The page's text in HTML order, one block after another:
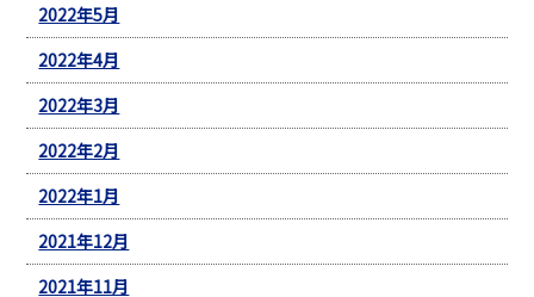
2022年5月
2022年4月
2022年3月
2022年2月
2022年1月
2021年12月
2021年11月